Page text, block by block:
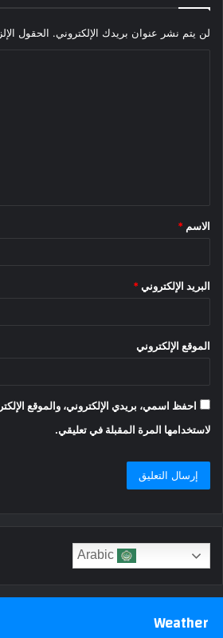
لن يتم نشر عنوان بريدك الإلكتروني. الحقول
*
الاسم *
البريد الإلكتروني *
الموقع الإلكتروني
احفظ اسمي، بريدي الإلكتروني، والموقع
لاستخدامها المرة المقبلة في تعليقي.
Weather